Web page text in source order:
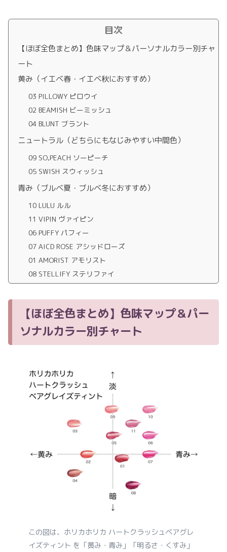
目次
【ほぼ全色まとめ】色味マップ＆パーソナルカラー別チャ
ート
黄み（イエベ春・イエベ秋におすすめ）
03 PILLOWY ピロウイ
02 BEAMISH ビーミッシュ
04 BLUNT ブラント
ニュートラル（どちらにもなじみやすい中間色）
09 SO,PEACH ソーピーチ
05 SWISH スウィッシュ
青み（ブルベ夏・ブルベ冬におすすめ）
10 LULU ルル
11 VIPIN ヴァイピン
06 PUFFY パフィー
07 AICD ROSE アシッドローズ
01 AMORIST アモリスト
08 STELLIFY ステリファイ
【ほぼ全色まとめ】色味マップ＆パー
ソナルカラー別チャート
この図は、ホリカホリカ ハートクラッシュベアグレ
イズティント を「黄み・青み」「明るさ・くすみ」